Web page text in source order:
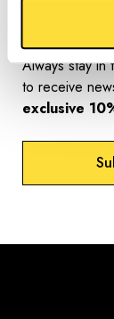
Always stay
to receive
exclusive